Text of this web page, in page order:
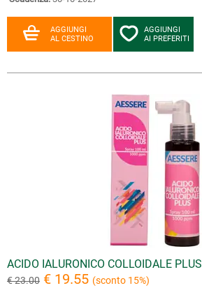
AGGIUNGI
AL CESTINO
AGGIUNGI
AI PREFERITI
ACIDO IALURONICO COLLOIDALE PLUS
€ 23.00 € 19.55 (sconto 15%)